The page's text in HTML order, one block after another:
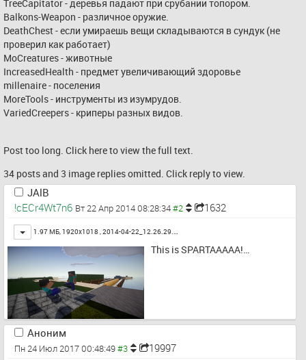
TreeCapitator - деревья падают при срубании топором.
Balkons-Weapon - различное оружие.
DeathChest - если умираешь вещи складываются в сундук (не
проверил как работает)
MoCreatures - животные
IncreasedHealth - предмет увеличивающий здоровье
millenaire - поселения
MoreTools - инструменты из изумрудов.
VariedCreepers - криперы разных видов.
Post too long. Click here to view the full text.
34 posts and 3 image replies omitted. Click reply to view.
JAlB
!cECr4Wt7n6 Вт 22 Апр 2014 08:28:34 1632
Toggle
1.97 МБ, 1920x1018 ,2014-04-22_12.26.29.…
This is SPARTAAAAA!…
Аноним
Пн 24 Июл 2017 00:48:49 19997